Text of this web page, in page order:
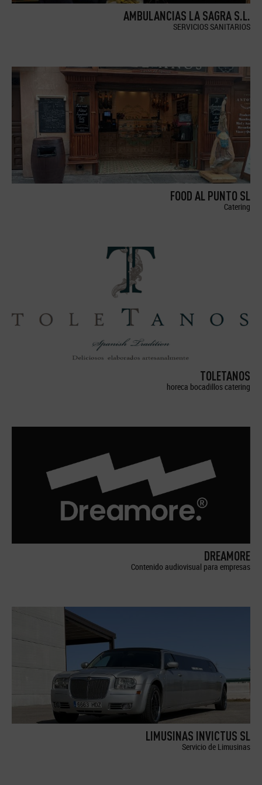
AMBULANCIAS LA SAGRA S.L.
SERVICIOS SANITARIOS
FOOD AL PUNTO SL
Catering
TOLETANOS
horeca bocadillos catering
DREAMORE
Contenido audiovisual para empresas
LIMUSINAS INVICTUS SL
Servicio de Limusinas